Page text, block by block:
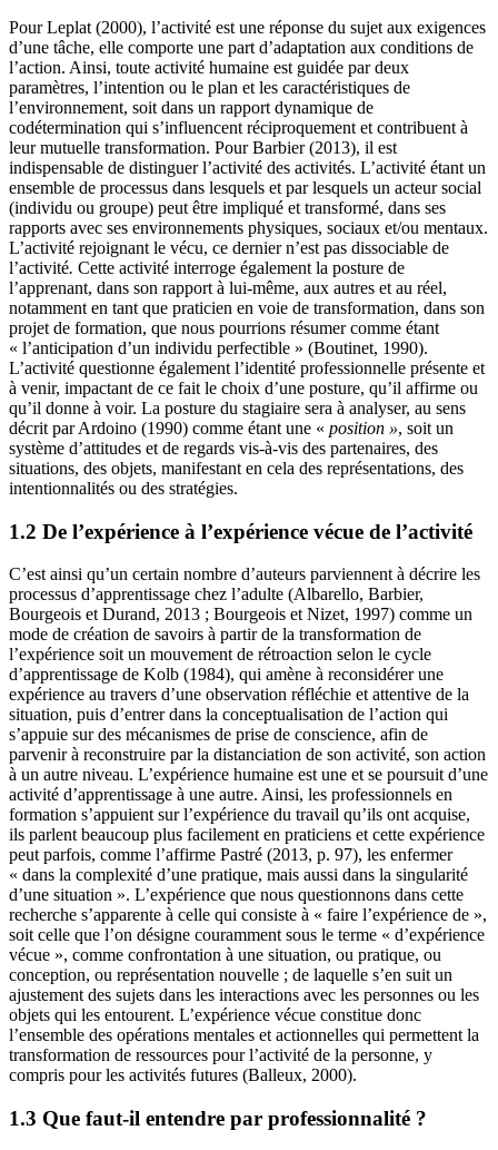
Pour Leplat (2000), l’activité est une réponse du sujet aux exigences
d’une tâche, elle comporte une part d’adaptation aux conditions de
l’action. Ainsi, toute activité humaine est guidée par deux
paramètres, l’intention ou le plan et les caractéristiques de
l’environnement, soit dans un rapport dynamique de
codétermination qui s’influencent réciproquement et contribuent à
leur mutuelle transformation. Pour Barbier (2013), il est
indispensable de distinguer l’activité des activités. L’activité étant un
ensemble de processus dans lesquels et par lesquels un acteur social
(individu ou groupe) peut être impliqué et transformé, dans ses
rapports avec ses environnements physiques, sociaux et/ou mentaux.
L’activité rejoignant le vécu, ce dernier n’est pas dissociable de
l’activité. Cette activité interroge également la posture de
l’apprenant, dans son rapport à lui-même, aux autres et au réel,
notamment en tant que praticien en voie de transformation, dans son
projet de formation, que nous pourrions résumer comme étant
« l’anticipation d’un individu perfectible » (Boutinet, 1990).
L’activité questionne également l’identité professionnelle présente et
à venir, impactant de ce fait le choix d’une posture, qu’il affirme ou
qu’il donne à voir. La posture du stagiaire sera à analyser, au sens
décrit par Ardoino (1990) comme étant une « position », soit un
système d’attitudes et de regards vis-à-vis des partenaires, des
situations, des objets, manifestant en cela des représentations, des
intentionnalités ou des stratégies.
1.2 De l’expérience à l’expérience vécue de l’activité
C’est ainsi qu’un certain nombre d’auteurs parviennent à décrire les
processus d’apprentissage chez l’adulte (Albarello, Barbier,
Bourgeois et Durand, 2013 ; Bourgeois et Nizet, 1997) comme un
mode de création de savoirs à partir de la transformation de
l’expérience soit un mouvement de rétroaction selon le cycle
d’apprentissage de Kolb (1984), qui amène à reconsidérer une
expérience au travers d’une observation réfléchie et attentive de la
situation, puis d’entrer dans la conceptualisation de l’action qui
s’appuie sur des mécanismes de prise de conscience, afin de
parvenir à reconstruire par la distanciation de son activité, son action
à un autre niveau. L’expérience humaine est une et se poursuit d’une
activité d’apprentissage à une autre. Ainsi, les professionnels en
formation s’appuient sur l’expérience du travail qu’ils ont acquise,
ils parlent beaucoup plus facilement en praticiens et cette expérience
peut parfois, comme l’affirme Pastré (2013, p. 97), les enfermer
« dans la complexité d’une pratique, mais aussi dans la singularité
d’une situation ». L’expérience que nous questionnons dans cette
recherche s’apparente à celle qui consiste à « faire l’expérience de »,
soit celle que l’on désigne couramment sous le terme « d’expérience
vécue », comme confrontation à une situation, ou pratique, ou
conception, ou représentation nouvelle ; de laquelle s’en suit un
ajustement des sujets dans les interactions avec les personnes ou les
objets qui les entourent. L’expérience vécue constitue donc
l’ensemble des opérations mentales et actionnelles qui permettent la
transformation de ressources pour l’activité de la personne, y
compris pour les activités futures (Balleux, 2000).
1.3 Que faut-il entendre par professionnalité ?